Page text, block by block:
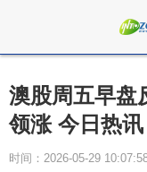
澳股周五早盘
领涨 今日热讯
时间：2026-05-29